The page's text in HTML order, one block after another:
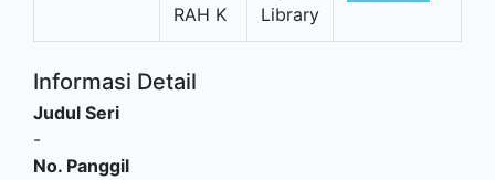
RAH K
Library
Informasi Detail
Judul Seri
-
No. Panggil